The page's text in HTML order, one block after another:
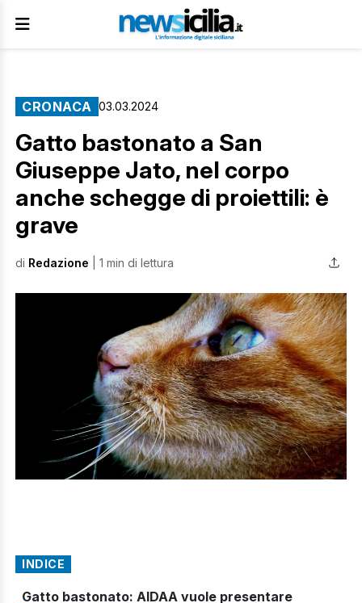
CRONACA 03.03.2024
Gatto bastonato a San
Giuseppe Jato, nel corpo
anche schegge di proiettili: è
grave
di Redazione | 1 min di lettura
INDICE
Gatto bastonato: AIDAA vuole presentare